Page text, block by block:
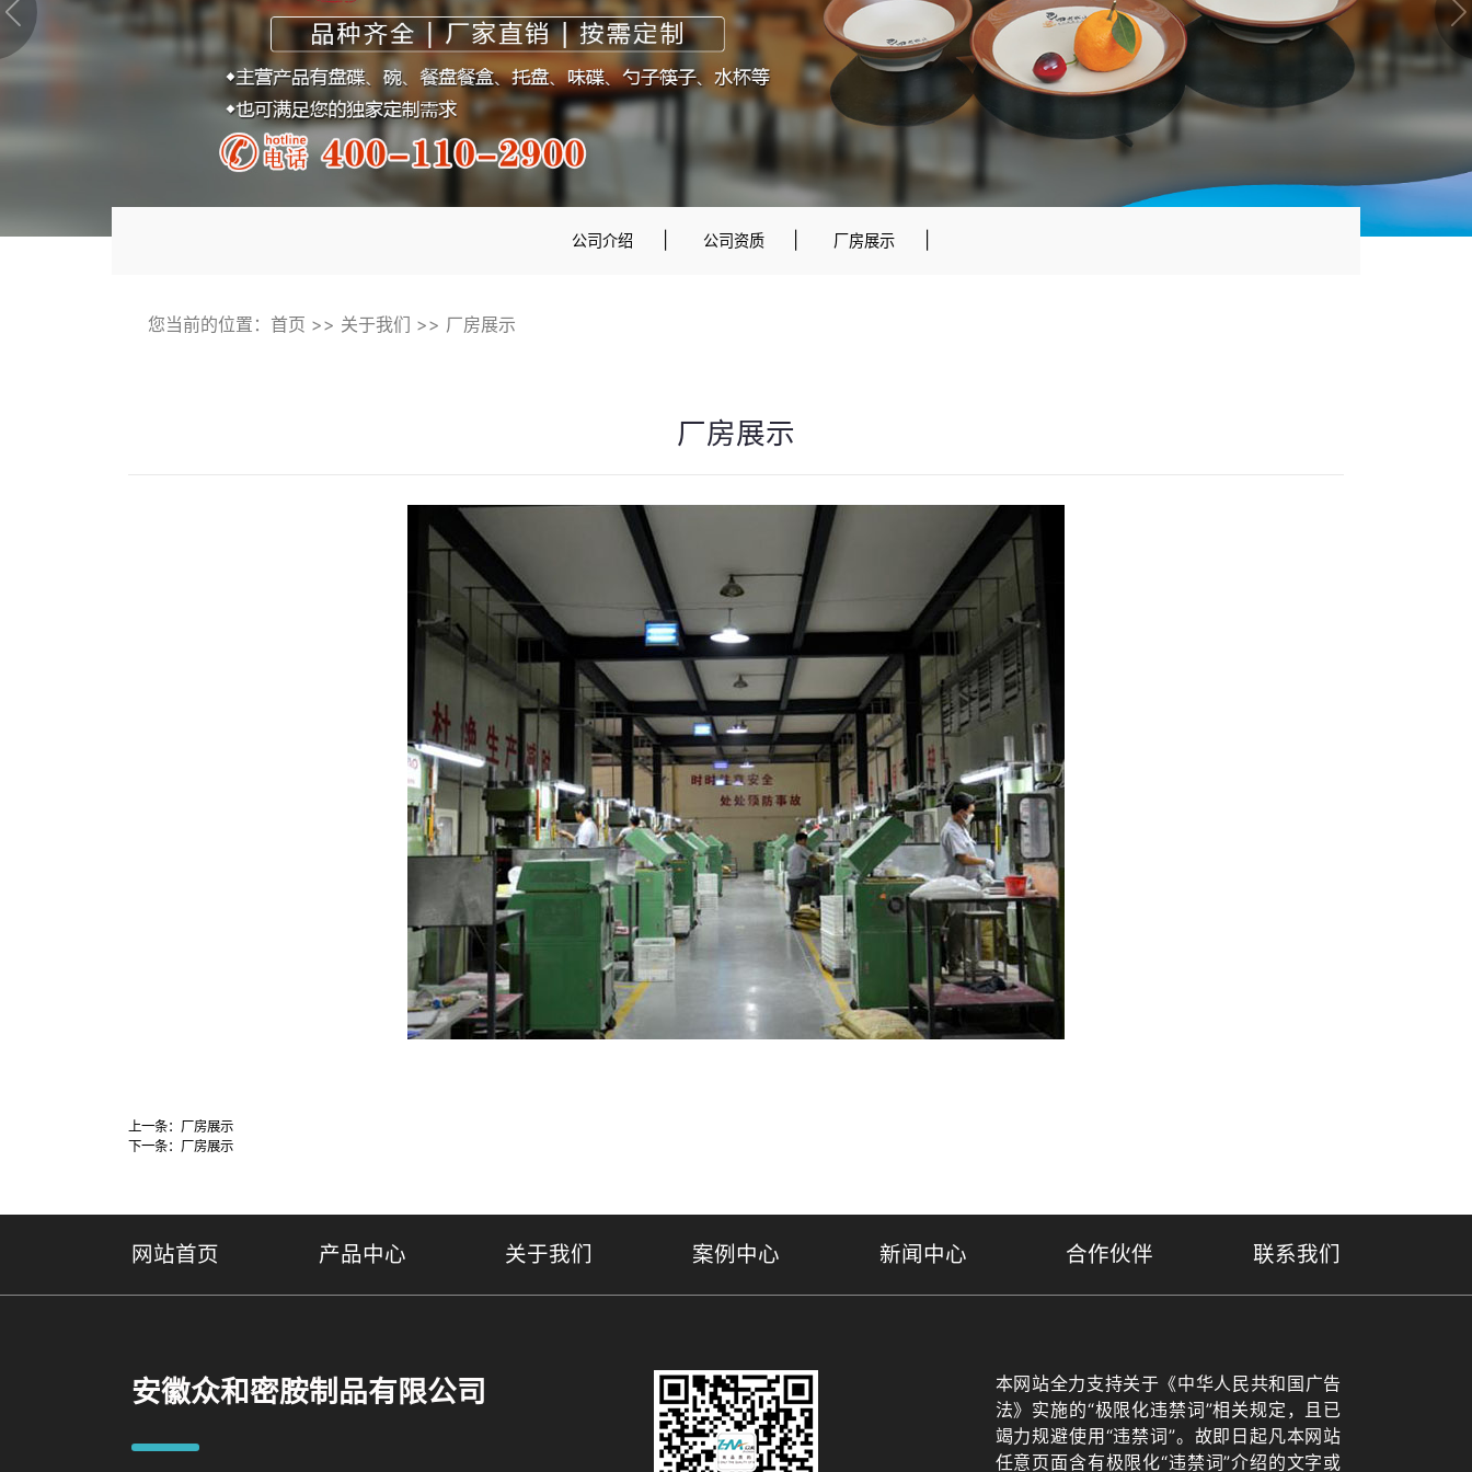
公司介绍 公司资质 厂房展示
您当前的位置： 首页 >> 关于我们 >> 厂房展示
厂房展示
上一条： 厂房展示
下一条： 厂房展示
网站首页 产品中心 关于我们 案例中心 新闻中心 合作伙伴 联系我们
安徽众和密胺制品有限公司
本网站全力支持关于《中华人民共和国广告
法》实施的“极限化违禁词”相关规定，且已
竭力规避使用“违禁词”。故即日起凡本网站
任意页面含有极限化“违禁词”介绍的文字或